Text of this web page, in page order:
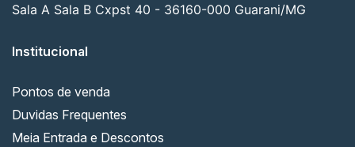
Sala A Sala B Cxpst 40 - 36160-000 Guarani/MG
Institucional
Pontos de venda
Duvidas Frequentes
Meia Entrada e Descontos